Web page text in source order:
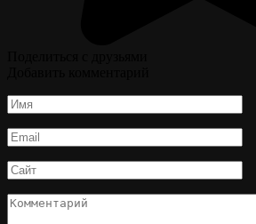
Имя
*
Email
*
Сайт
Комментарий